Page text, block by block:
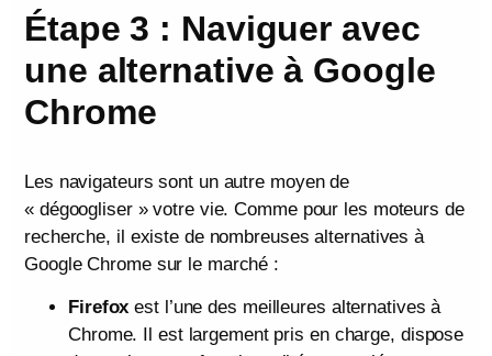
Étape 3 : Naviguer avec
une alternative à Google
Chrome
Les navigateurs sont un autre moyen de
« dégoogliser » votre vie. Comme pour les moteurs de
recherche, il existe de nombreuses alternatives à
Google Chrome sur le marché :
Firefox est l’une des meilleures alternatives à
Chrome. Il est largement pris en charge, dispose